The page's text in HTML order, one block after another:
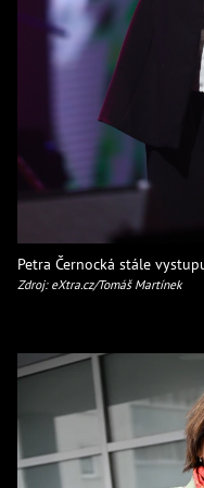
Petra Černocká stále
Zdroj: eXtra.cz/Tomáš Martínek